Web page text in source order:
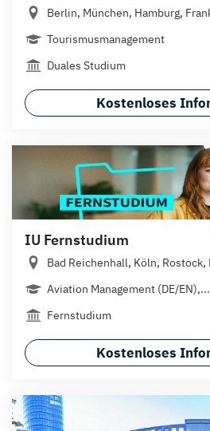
Berlin, München, Hamburg,
Tourismusmanagement
Duales Studium
Kostenloses
IU Fernstudium
Bad Reichenhall, Köln,
Aviation Management (DE/EN),...
Fernstudium
Kostenloses